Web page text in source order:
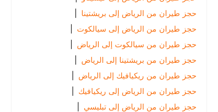
حجز طيران من الرياض إلى بريشتينا |
حجز طيران من الرياض إلى سيالكوت |
حجز طيران من سيالكوت إلى الرياض
|
حجز طيران من بريشتينا إلى الرياض
|
حجز طيران من ريكيافيك إلى الرياض
|
حجز طيران من الرياض إلى ريكيافيك |
حجز طيران من الرياض إلى تبليسي |